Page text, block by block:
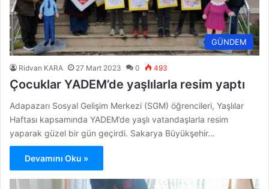
GÜNDEM
Ridvan KARA 27 Mart 2023 0 493
Çocuklar YADEM’de yaşlılarla resim yaptı
Adapazarı Sosyal Gelişim Merkezi (SGM) öğrencileri, Yaşlılar
Haftası kapsamında YADEM’de yaşlı vatandaşlarla resim
yaparak güzel bir gün geçirdi. Sakarya Büyükşehir…
Devamını Oku »